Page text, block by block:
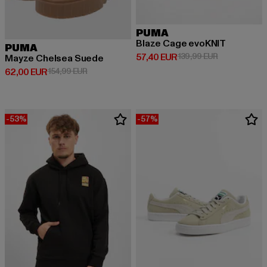
PUMA
Mayze Chelsea Suede
62,00 EUR
Derzeitiger Preis: 62,00 EUR
154,99 EURAktionspreis: 154,99 EUR
PUMA
Blaze Cage evoKNIT
57,40 EUR
Derzeitiger Preis: 57,40 EUR
139,99 EURAktionspreis:
-53% -57%